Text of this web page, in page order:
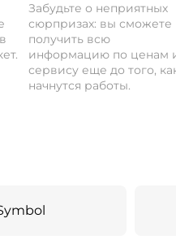
Забудьте о неприятных
сюрпризах: вы сможете
получить всю
информацию по ценам
сервису еще до того,
начнутся работы.